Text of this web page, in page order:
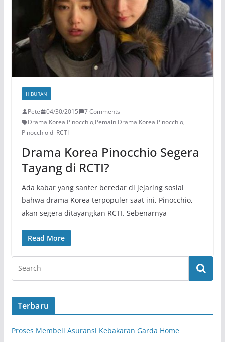
HIBURAN
Pete 04/30/2015
7 Comments
Drama Korea Pinocchio,Pemain Drama Korea Pinocchio,
Pinocchio di RCTI
Drama Korea Pinocchio Segera
Tayang di RCTI?
Ada kabar yang santer beredar di jejaring sosial
bahwa drama Korea terpopuler saat ini, Pinocchio,
akan segera ditayangkan RCTI. Sebenarnya
Read More
Terbaru
Proses Membeli Asuransi Kebakaran Garda Home